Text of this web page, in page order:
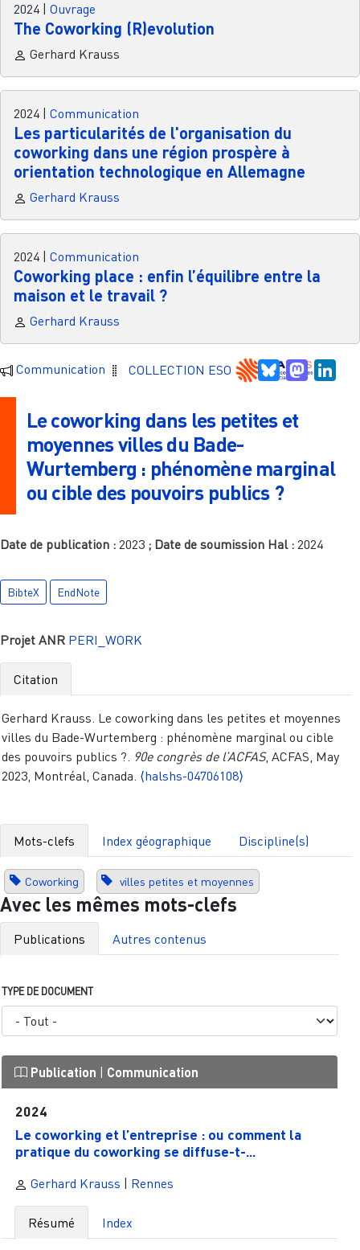
2024 Ouvrage
The Coworking (R)evolution
Gerhard Krauss
2024 Communication
Les particularités de l'organisation du
coworking dans une région prospère à
orientation technologique en Allemagne
Gerhard Krauss
2024 Communication
Coworking place : enfin l’équilibre entre la
maison et le travail ?
Gerhard Krauss
Communication COLLECTION ESO Bluesky
Le coworking dans les petites et
moyennes villes du Bade-
Wurtemberg : phénomène marginal
ou cible des pouvoirs publics ?
Date de publication : 2023 ; Date de soumission Hal : 2024
BibteX EndNote
Projet ANR PERI_WORK
Citation
Gerhard Krauss. Le coworking dans les petites et moyennes
villes du Bade-Wurtemberg : phénomène marginal ou cible
des pouvoirs publics ?. 90e congrès de l’ACFAS, ACFAS, May
2023, Montréal, Canada. ⟨halshs-04706108⟩
Mots-clefs Index géographique Discipline(s)
Coworking villes petites et moyennes
Avec les mêmes mots-clefs
Publications Autres contenus
TYPE DE DOCUMENT
Publication | Communication
2024
Le coworking et l’entreprise : ou comment la
pratique du coworking se diffuse-t-...
Gerhard Krauss Rennes
Résumé Index